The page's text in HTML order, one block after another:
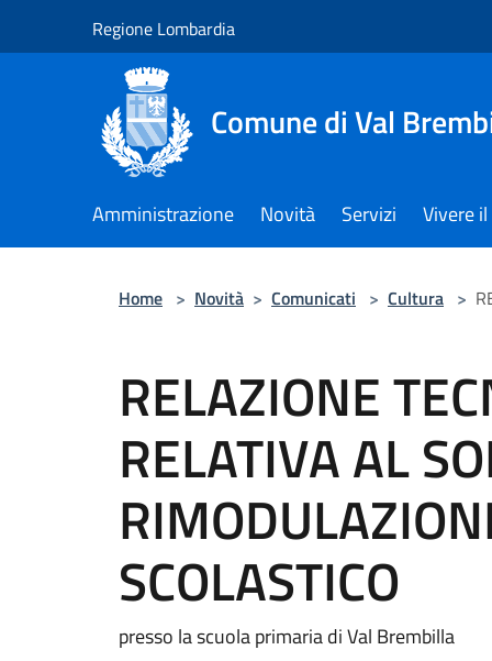
Regione Lombardia
Comune di Val
Amministrazione Novità Servizi Vivere
Home > Novità > Comunicati > Cultura >
RELAZIONE
RELATIVA AL
SCOLASTICO
presso la scuola primaria di Val Brembilla